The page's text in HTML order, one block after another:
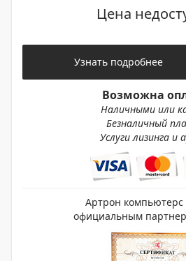
Цена
Узнать подробнее
Возможна
Наличными или
Безналичный
Услуги лизинга и
Артрон компьютерс
официальным